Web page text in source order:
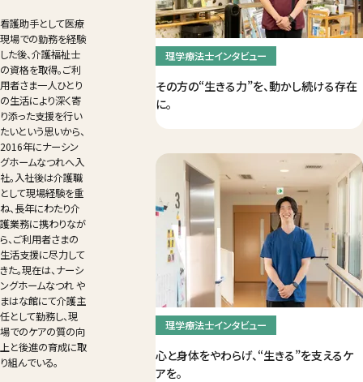
看護助手として医療
現場での勤務を経験
した後、介護福祉士
の資格を取得。ご利
用者さま一人ひとり
の生活により深く寄
り添った支援を行い
たいという思いから、
2016年にナーシン
グホームなつれへ入
社。入社後は介護職
として現場経験を重
ね、長年にわたり介
護業務に携わりなが
ら、ご利用者さまの
生活支援に尽力して
きた。現在は、ナーシ
ングホームなつれ や
まはな館にて介護主
任として勤務し、現
場でのケアの質の向
上と後進の育成に取
り組んでいる。
理学療法士インタビュー
その方の“生きる力”を、動かし続ける存在
に。
理学療法士インタビュー
心と身体をやわらげ、“生きる”を支えるケ
アを。